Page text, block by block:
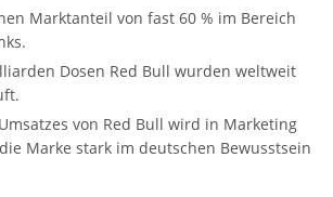
Marktanteil von fast 60 % im Bereich
Dosen Red Bull wurden weltweit
von Red Bull wird in Marketing
Marke stark im deutschen Bewusstsein